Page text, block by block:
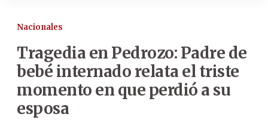
Nacionales
Tragedia en Pedrozo: Padre de
bebé internado relata el triste
momento en que perdió a su
esposa